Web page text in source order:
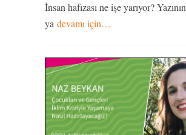
İnsan hafızası ne işe yarıyor? Yazının
ya devamı için…